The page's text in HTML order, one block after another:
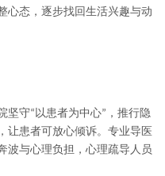
心态，逐步找回生活兴趣与动
坚守“ 以患者为中心” ，推行隐
让患者可放心倾诉。专业导医
波与心理负担，心理疏导人员